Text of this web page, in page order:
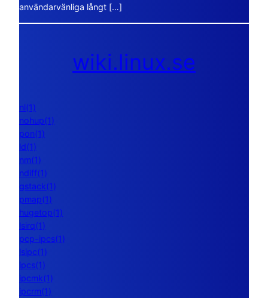
användarvänliga långt […]
wiki.linux.se
nl(1)
nohup(1)
pon(1)
ld(1)
nm(1)
ndiff(1)
gstack(1)
pmap(1)
hugetop(1)
lsirq(1)
pcp-ipcs(1)
lsipc(1)
ipcs(1)
ipcmk(1)
ipcrm(1)